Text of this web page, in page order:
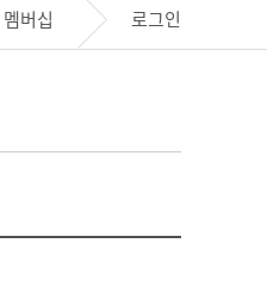
멤버십 로그인